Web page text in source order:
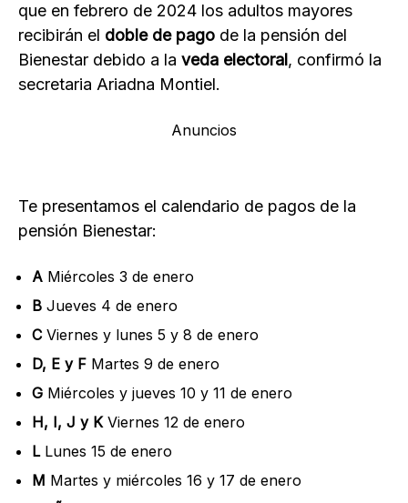
que en febrero de 2024 los adultos mayores
recibirán el doble de pago de la pensión del
Bienestar debido a la veda electoral, confirmó la
secretaria Ariadna Montiel.
Anuncios
Te presentamos el calendario de pagos de la
pensión Bienestar:
A Miércoles 3 de enero
B Jueves 4 de enero
CViernes y lunes 5 y 8 de enero
D, E y F Martes 9 de enero
G Miércoles y jueves 10 y 11 de enero
H, I, J y KViernes 12 de enero
LLunes 15 de enero
M Martes y miércoles 16 y 17 de enero